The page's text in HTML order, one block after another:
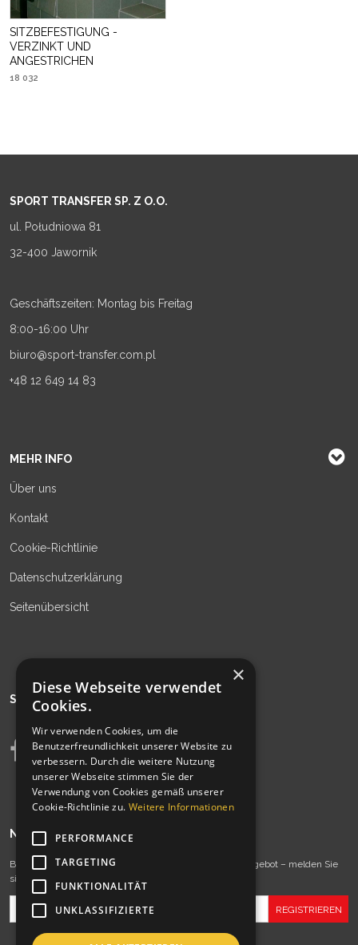
SITZBEFESTIGUNG -
VERZINKT UND
ANGESTRICHEN
18 032
SPORT TRANSFER SP. Z O.O.
ul. Południowa 81
32-400 Jawornik
Geschäftszeiten: Montag bis Freitag
8:00-16:00 Uhr
biuro@sport-transfer.com.pl
+48 12 649 14 83
MEHR INFO
Über uns
Kontakt
Cookie-Richtlinie
Datenschutzerklärung
Seitenübersicht
SIEHE AUCH
NEWSLETTER
Bleiben Sie immer auf dem Laufenden mit unserem Angebot – melden Sie
sich jetzt zu unserem Newsletter an!
×
Diese Webseite verwendet
Cookies.
Wir verwenden Cookies, um die
Benutzerfreundlichkeit unserer Website zu
verbessern. Durch die weitere Nutzung
unserer Webseite stimmen Sie der
Verwendung von Cookies gemäß unserer
Cookie-Richtlinie zu. Weitere Informationen
PERFORMANCE
TARGETING
FUNKTIONALITÄT
UNKLASSIFIZIERTE